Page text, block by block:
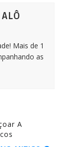
Mais de 1
as
A